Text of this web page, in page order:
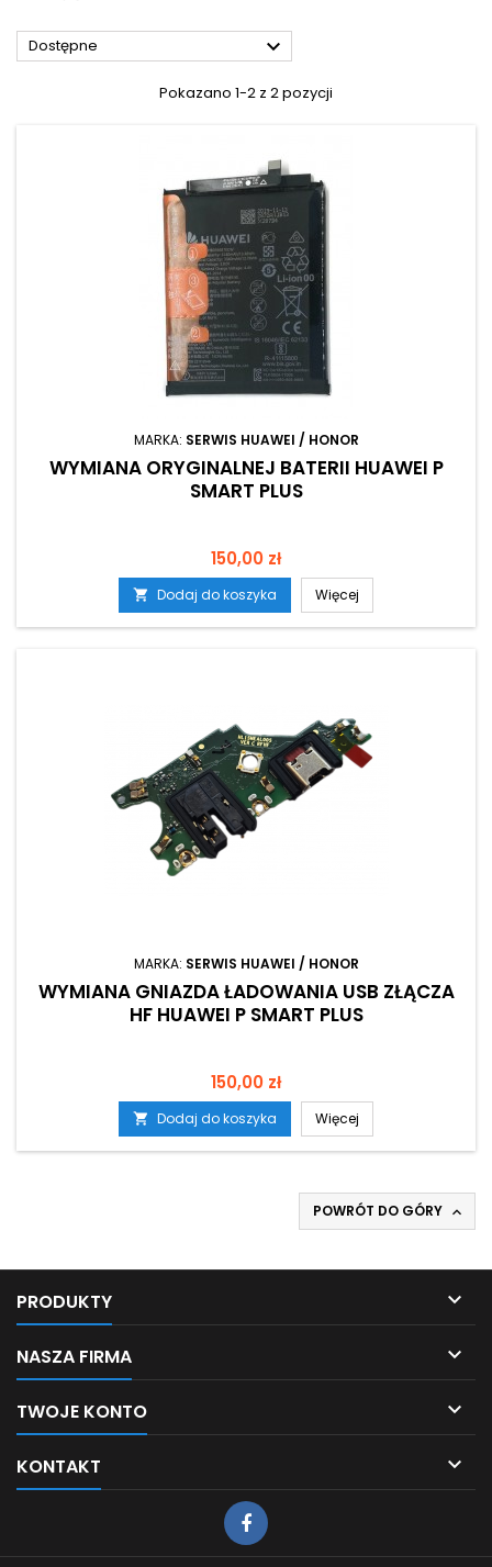
Dostępne 
Pokazano 1-2 z 2 pozycji
MARKA: SERWIS HUAWEI / HONOR
WYMIANA ORYGINALNEJ BATERII HUAWEI P
SMART PLUS
Cena
150,00 zł
 Dodaj do koszyka Więcej
MARKA: SERWIS HUAWEI / HONOR
WYMIANA GNIAZDA ŁADOWANIA USB ZŁĄCZA
HF HUAWEI P SMART PLUS
Cena
150,00 zł
 Dodaj do koszyka Więcej
POWRÓT DO GÓRY 
PRODUKTY 
NASZA FIRMA 
TWOJE KONTO 
KONTAKT 